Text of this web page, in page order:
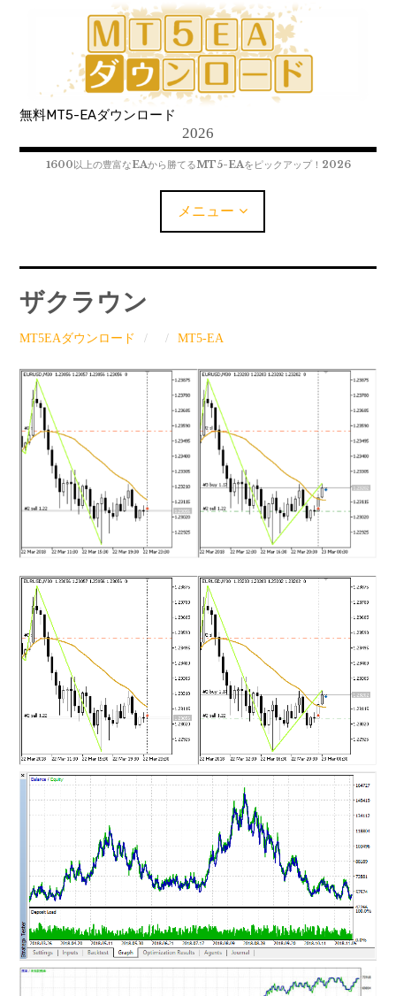
無料MT5-EAダウンロード
2026
1600以上の豊富なEAから勝てるMT5-EAをピックアップ！2026
メニュー
MT5-EAﾀﾞｳﾝﾛｰﾄﾞ
MT5インジケーター(制限解除中)
MT4-EAﾀﾞｳﾝﾛｰﾄﾞ
MT4インジケーター(制限解除中)
ザクラウン
MT5EAダウンロード MT5-EA